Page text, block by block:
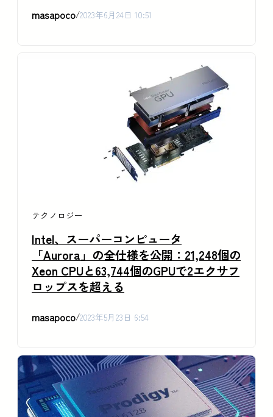
masapoco/2023年6月24日 10:51
テクノロジー
Intel、スーパーコンピュータ
「Aurora」の全仕様を公開：21,248個の
Xeon CPUと63,744個のGPUで2エクサフ
ロップスを超える
masapoco/2023年5月23日 6:54